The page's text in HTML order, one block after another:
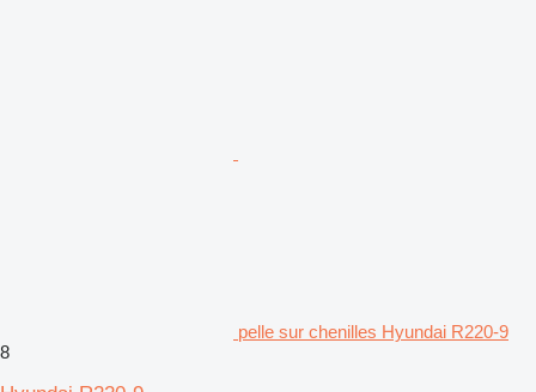
pelle sur chenilles Hyundai R220-9
8